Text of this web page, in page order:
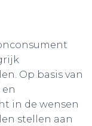
Op basis van
in de wensen
stellen aan